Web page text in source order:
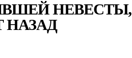
НАЗАД